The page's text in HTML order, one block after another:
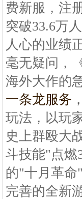
费新服，注
突破33.6万
人心的业绩
毫无疑问，
海外大作的
一条龙服务
玩法，以玩
史上群殴大
斗技能"点燃
的"十月革命
完善的全新